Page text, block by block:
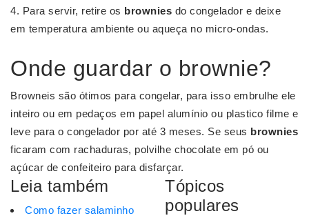
Para servir, retire os brownies do congelador e deixe
em temperatura ambiente ou aqueça no micro-ondas.
Onde guardar o brownie?
Browneis são ótimos para congelar, para isso embrulhe ele
inteiro ou em pedaços em papel alumínio ou plastico filme e
leve para o congelador por até 3 meses. Se seus brownies
ficaram com rachaduras, polvilhe chocolate em pó ou
açúcar de confeiteiro para disfarçar.
Leia também
Como fazer salaminho
Tópicos
populares